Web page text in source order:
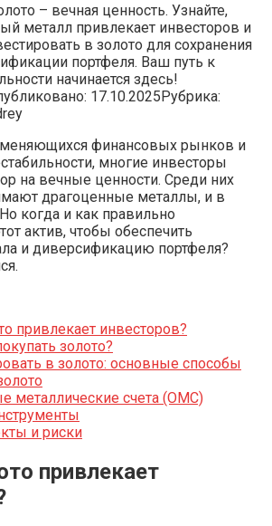
– вечная ценность. Узнайте,
металл привлекает инвесторов и
в золото для сохранения
портфеля. Ваш путь к
начинается здесь!
17.10.2025Рубрика:
меняющихся финансовых рынков и
многие инвесторы
на вечные ценности. Среди них
драгоценные металлы, и в
когда и как правильно
актив, чтобы обеспечить
и диверсификацию портфеля?
привлекает инвесторов?
золото?
в золото: основные способы
металлические счета (ОМС)
и риски
привлекает